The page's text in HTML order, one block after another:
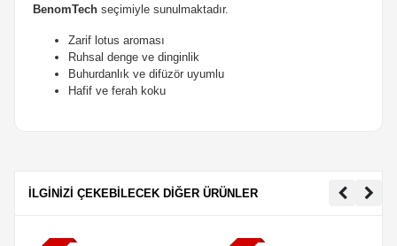
BenomTechseçimiyle sunulmaktadır.
Zarif lotus aroması
Ruhsal denge ve dinginlik
Buhurdanlık ve difüzör uyumlu
Hafif ve ferah koku
İLGİNİZİ ÇEKEBİLECEK DİĞER ÜRÜNLER